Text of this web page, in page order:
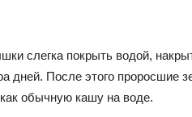
слегка покрыть водой,
дней. После этого проросшие
обычную кашу на воде.